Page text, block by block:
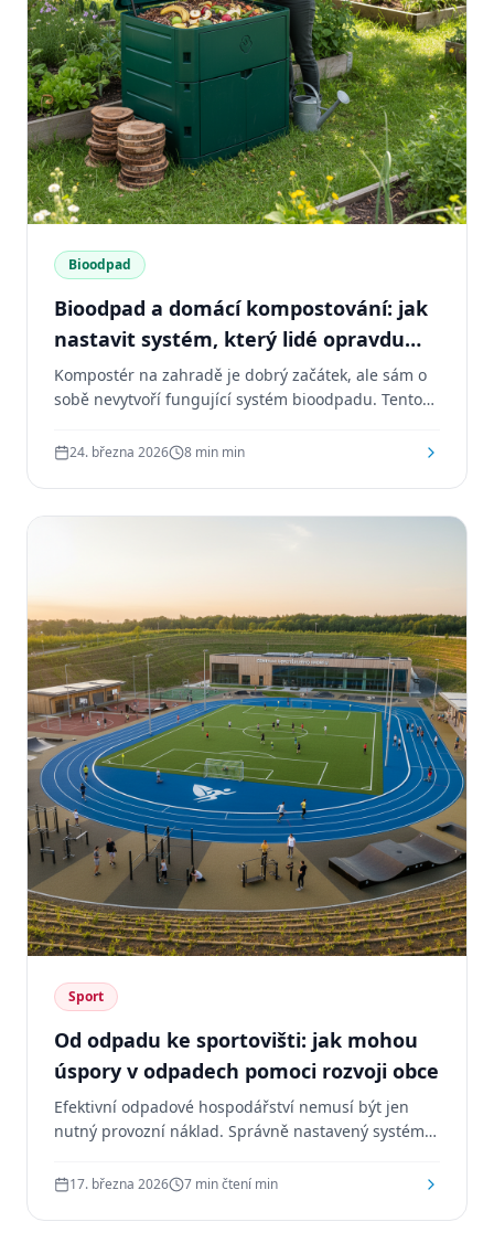
Bioodpad
Bioodpad a domácí kompostování: jak
nastavit systém, který lidé opravdu
používají
Kompostér na zahradě je dobrý začátek, ale sám o
sobě nevytvoří fungující systém bioodpadu. Tento
rámec samotného nákupu nádob a kompostérů,
24. března 2026 8 min min
Sport
Od odpadu ke sportovišti: jak mohou
úspory v odpadech pomoci rozvoji obce
Efektivní odpadové hospodářství nemusí být jen
nutný provozní náklad. Správně nastavený systém
vytvořit prostor pro další rozvoj — třeba i sportovní
17. března 2026 7 min čtení min